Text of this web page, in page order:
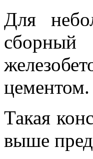
Для
цементом.
Такая
выше